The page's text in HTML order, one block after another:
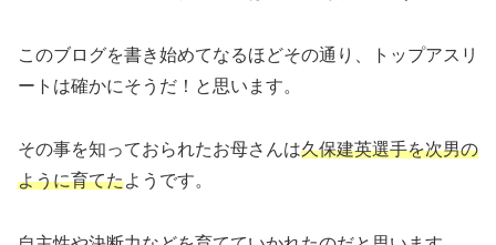
このブログを書き始めてなるほどその通り、トップアスリ
ートは確かにそうだ！と思います。
その事を知っておられたお母さんは久保建英選手を次男の
ように育てたようです。